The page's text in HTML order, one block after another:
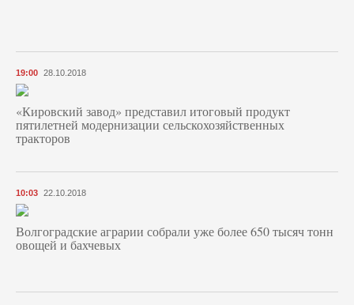
19:00 28.10.2018
«Кировский завод» представил итоговый продукт
пятилетней модернизации сельскохозяйственных
тракторов
10:03 22.10.2018
Волгоградские аграрии собрали уже более 650 тысяч тонн
овощей и бахчевых